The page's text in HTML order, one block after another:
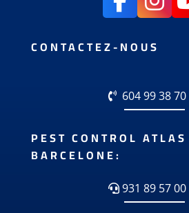
CONTACTEZ-NOUS
604 99 38 70
PEST CONTROL ATLAS
BARCELONE:
931 89 57 00